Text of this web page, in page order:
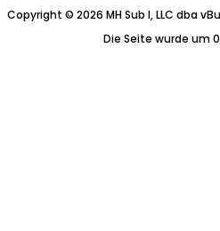
Copyright © 2026 MH Sub I, LLC dba
Die Seite wurde um